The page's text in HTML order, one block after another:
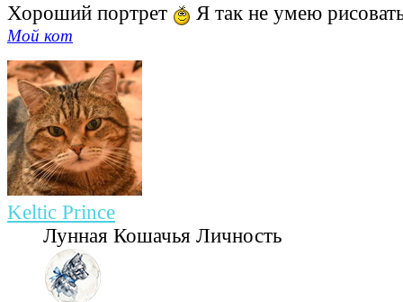
Хороший портрет
Я так не умею
Мой кот
Keltic Prince
Лунная Кошачья Личность